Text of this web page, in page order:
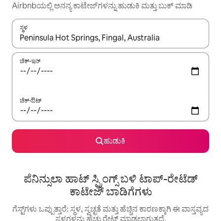
Airbnbಯಲ್ಲಿ ಅನನ್ಯ ಕಾಟೇಜ್‌ಗಳನ್ನು ಹುಡುಕಿ ಮತ್ತು ಬುಕ್ ಮಾಡಿ
ಸ್ಥಳ
ಫಲಿತಾಂಶಗಳು ಲಭ್ಯವಿರುವಾಗ, ಅಪ್ ಮತ್ತು ಡೌನ್ ಬಾಣದ ಕೀಲಿಗಳೊಂದಿಗೆ
ಚೆಕ್-ಇನ್
ಚೆಕ್-ಔಟ್
ಹುಡುಕಿ
ಪೆನಿನ್ಸುಲಾ ಹಾಟ್ ಸ್ಪ್ರಿಂಗ್ಸ್ ಬಳಿ ಟಾಪ್-ರೇಟೆಡ್
ಕಾಟೇಜ್ ಬಾಡಿಗೆಗಳು
ಗೆಸ್ಟ್‌ಗಳು ಒಪ್ಪುತ್ತಾರೆ: ಸ್ಥಳ, ಸ್ವಚ್ಛತೆ ಮತ್ತು ಹೆಚ್ಚಿನ ಕಾರಣಕ್ಕಾಗಿ ಈ ವಾಸ್ತವ್ಯದ
ಸ್ಥಳಗಳನ್ನು ಹೆಚ್ಚು ರೇಟ್ ಮಾಡಲಾಗುತ್ತದೆ.